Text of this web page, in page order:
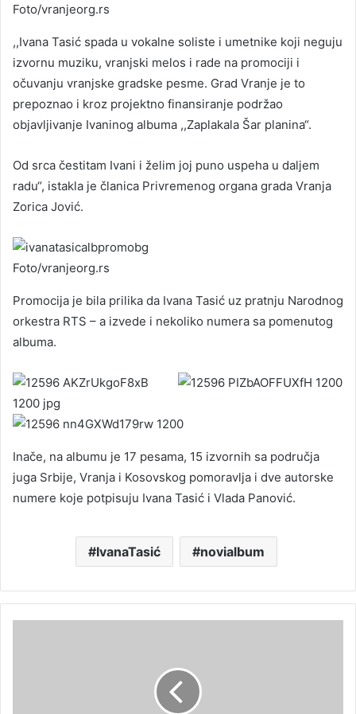
Foto/vranjeorg.rs
,,Ivana Tasić spada u vokalne soliste i umetnike koji neguju
izvornu muziku, vranjski melos i rade na promociji i
očuvanju vranjske gradske pesme. Grad Vranje je to
prepoznao i kroz projektno finansiranje podržao
objavljivanje Ivaninog albuma ,,Zaplakala Šar planina“.
Od srca čestitam Ivani i želim joj puno uspeha u daljem
radu“, istakla je članica Privremenog organa grada Vranja
Zorica Jović.
Foto/vranjeorg.rs
Promocija je bila prilika da Ivana Tasić uz pratnju Narodnog
orkestra RTS – a izvede i nekoliko numera sa pomenutog
albuma.
Inače, na albumu je 17 pesama, 15 izvornih sa područja
juga Srbije, Vranja i Kosovskog pomoravlja i dve autorske
numere koje potpisuju Ivana Tasić i Vlada Panović.
IvanaTasić novialbum